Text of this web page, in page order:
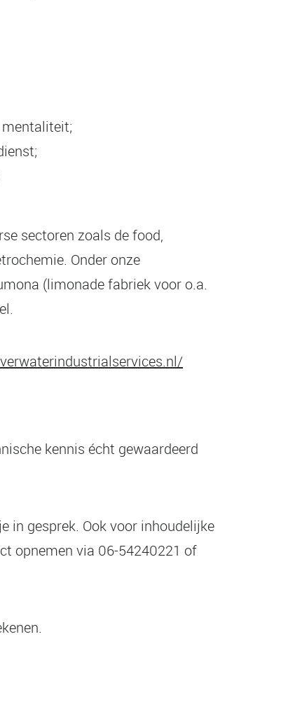
mentaliteit;
sectoren zoals de food,
Onder onze
(limonade fabriek voor o.a.
kennis écht gewaardeerd
in gesprek. Ook voor inhoudelijke
opnemen via 06-54240221 of